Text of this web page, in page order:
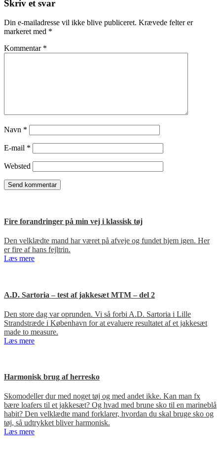
Skriv et svar
Din e-mailadresse vil ikke blive publiceret. Krævede felter er
markeret med *
Kommentar *
Navn *
E-mail *
Websted
Fire forandringer på min vej i klassisk tøj
Den velklædte mand har været på afveje og fundet hjem igen. Her
er fire af hans fejltrin.
Læs mere
A.D. Sartoria – test af jakkesæt MTM – del 2
Den store dag var oprunden. Vi så forbi A.D. Sartoria i Lille
Strandstræde i København for at evaluere resultatet af et jakkesæt
made to measure.
Læs mere
Harmonisk brug af herresko
Skomodeller dur med noget tøj og med andet ikke. Kan man fx
bære loafers til et jakkesæt? Og hvad med brune sko til en marineblå
habit? Den velklædte mand forklarer, hvordan du skal bruge sko og
tøj, så udtrykket bliver harmonisk.
Læs mere